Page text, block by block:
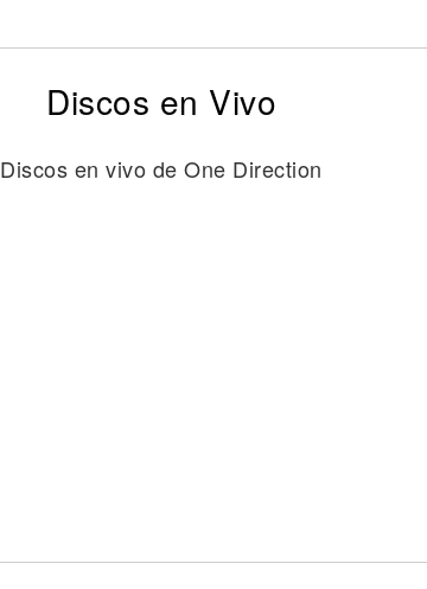
Discos en Vivo
Discos en vivo de One Direction